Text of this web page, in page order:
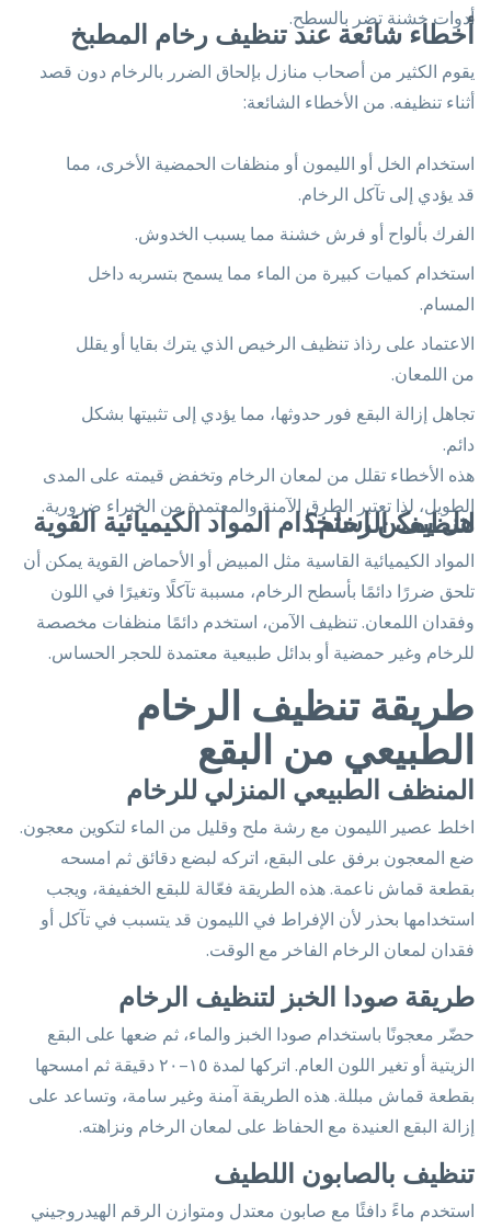
أدوات خشنة تضر بالسطح.
أخطاء شائعة عند تنظيف رخام المطبخ
يقوم الكثير من أصحاب منازل بإلحاق الضرر بالرخام دون قصد
أثناء تنظيفه. من الأخطاء الشائعة:
استخدام الخل أو الليمون أو منظفات الحمضية الأخرى، مما
قد يؤدي إلى تآكل الرخام.
الفرك بألواح أو فرش خشنة مما يسبب الخدوش.
استخدام كميات كبيرة من الماء مما يسمح بتسربه داخل
المسام.
الاعتماد على رذاذ تنظيف الرخيص الذي يترك بقايا أو يقلل
من اللمعان.
تجاهل إزالة البقع فور حدوثها، مما يؤدي إلى تثبيتها بشكل
دائم.
هذه الأخطاء تقلل من لمعان الرخام وتخفض قيمته على المدى
الطويل، لذا تعتبر الطرق الآمنة والمعتمدة من الخبراء ضرورية.
هل يمكن استخدام المواد الكيميائية القوية لتنظيف الرخام؟
المواد الكيميائية القاسية مثل المبيض أو الأحماض القوية يمكن أن
تلحق ضررًا دائمًا بأسطح الرخام، مسببة تآكلًا وتغيرًا في اللون
وفقدان اللمعان. تنظيف الآمن، استخدم دائمًا منظفات مخصصة
للرخام وغير حمضية أو بدائل طبيعية معتمدة للحجر الحساس.
طريقة تنظيف الرخام
الطبيعي من البقع
المنظف الطبيعي المنزلي للرخام
اخلط عصير الليمون مع رشة ملح وقليل من الماء لتكوين معجون.
ضع المعجون برفق على البقع، اتركه لبضع دقائق ثم امسحه
بقطعة قماش ناعمة. هذه الطريقة فعّالة للبقع الخفيفة، ويجب
استخدامها بحذر لأن الإفراط في الليمون قد يتسبب في تآكل أو
فقدان لمعان الرخام الفاخر مع الوقت.
طريقة صودا الخبز لتنظيف الرخام
حضّر معجونًا باستخدام صودا الخبز والماء، ثم ضعها على البقع
الزيتية أو تغير اللون العام. اتركها لمدة ١٥–٢٠ دقيقة ثم امسحها
بقطعة قماش مبللة. هذه الطريقة آمنة وغير سامة، وتساعد على
إزالة البقع العنيدة مع الحفاظ على لمعان الرخام ونزاهته.
تنظيف بالصابون اللطيف
استخدم ماءً دافئًا مع صابون معتدل ومتوازن الرقم الهيدروجيني